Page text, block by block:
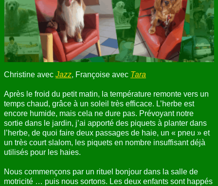
ANNUAIRE
CONTACT
Christine avec Jazz, Françoise avec Tara
Après le froid du petit matin, la température remonte vers un
temps chaud, grâce à un soleil très efficace. L’herbe est
encore humide, mais cela ne dure pas. Prévoyant notre
sortie dans le jardin, j’ai apporté des piquets à planter dans
l’herbe, de quoi faire deux passages de haie, un « pneu » et
un très court slalom, les piquets en nombre insuffisant déjà
utilisés pour les haies.
Nous commençons par un rituel bonjour dans la salle de
motricité … puis nous sortons. Les deux enfants sont happés